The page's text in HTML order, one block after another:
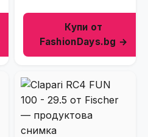
Купи от
FashionDays.bg →